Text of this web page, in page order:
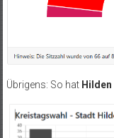
Übrigens: So hat Hilden